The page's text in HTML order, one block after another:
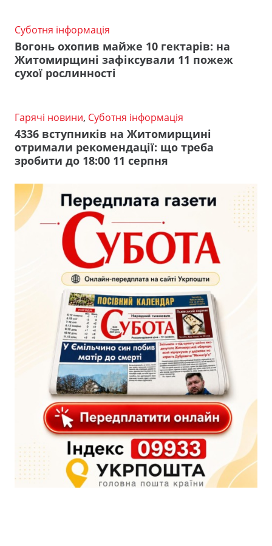
Суботня інформація
Вогонь охопив майже 10 гектарів: на
Житомирщині зафіксували 11 пожеж
сухої рослинності
Гарячі новини, Суботня інформація
4336 вступників на Житомирщині
отримали рекомендації: що треба
зробити до 18:00 11 серпня